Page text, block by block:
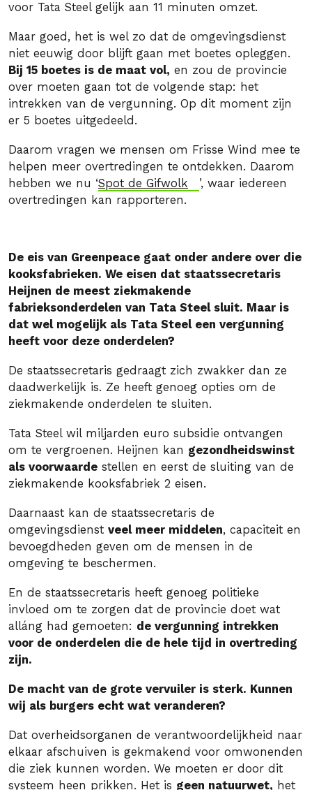
voor Tata Steel gelijk aan 11 minuten omzet.
Maar goed, het is wel zo dat de omgevingsdienst
niet eeuwig door blijft gaan met boetes opleggen.
Bij 15 boetes is de maat vol, en zou de provincie
over moeten gaan tot de volgende stap: het
intrekken van de vergunning. Op dit moment zijn
er 5 boetes uitgedeeld.
Daarom vragen we mensen om Frisse Wind mee te
helpen meer overtredingen te ontdekken. Daarom
hebben we nu ‘Spot de Gifwolk
’, waar iedereen
overtredingen kan rapporteren.
De eis van Greenpeace gaat onder andere over die
kooksfabrieken. We eisen dat staatssecretaris
Heijnen de meest ziekmakende
fabrieksonderdelen van Tata Steel sluit. Maar is
dat wel mogelijk als Tata Steel een vergunning
heeft voor deze onderdelen?
De staatssecretaris gedraagt zich zwakker dan ze
daadwerkelijk is. Ze heeft genoeg opties om de
ziekmakende onderdelen te sluiten.
Tata Steel wil miljarden euro subsidie ontvangen
om te vergroenen. Heijnen kan gezondheidswinst
als voorwaarde stellen en eerst de sluiting van de
ziekmakende kooksfabriek 2 eisen.
Daarnaast kan de staatssecretaris de
omgevingsdienst veel meer middelen, capaciteit en
bevoegdheden geven om de mensen in de
omgeving te beschermen.
En de staatssecretaris heeft genoeg politieke
invloed om te zorgen dat de provincie doet wat
alláng had gemoeten: de vergunning intrekken
voor de onderdelen die de hele tijd in overtreding
zijn.
De macht van de grote vervuiler is sterk. Kunnen
wij als burgers echt wat veranderen?
Dat overheidsorganen de verantwoordelijkheid naar
elkaar afschuiven is gekmakend voor omwonenden
die ziek kunnen worden. We moeten er door dit
systeem heen prikken. Het is geen natuurwet, het